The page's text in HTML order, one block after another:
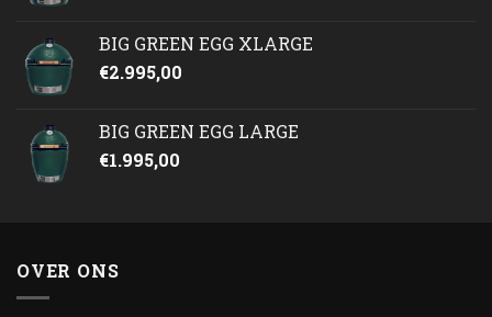
BIG GREEN EGG XLARGE
€2.995,00
BIG GREEN EGG LARGE
€1.995,00
OVER ONS